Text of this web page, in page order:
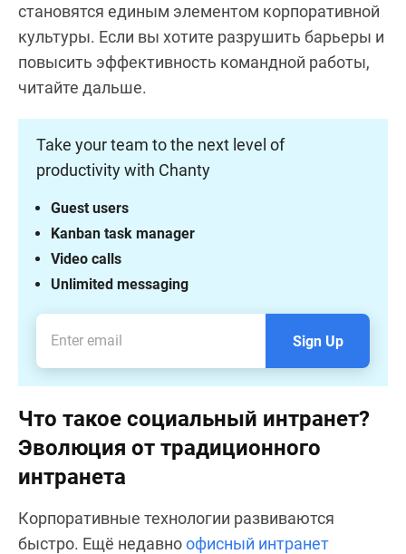
становятся единым элементом корпоративной
культуры. Если вы хотите разрушить барьеры и
повысить эффективность командной работы,
читайте дальше.
Take your team to the next level of
productivity with Chanty
Unlimited messaging
Video calls
Kanban task manager
Guest users
Sign Up
Что такое социальный интранет?
Эволюция от традиционного
интранета
Корпоративные технологии развиваются
быстро. Ещё недавноофисный интранет